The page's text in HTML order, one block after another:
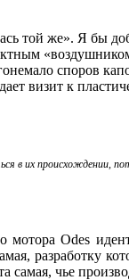
той же». Я бы
споров
визит к
в их происхождении,
мотора Odes
разработку
самая, чье